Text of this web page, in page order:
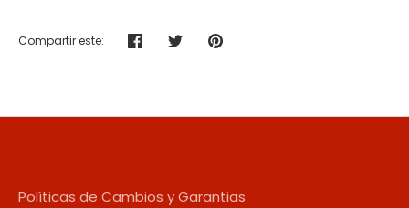
Compartir este: CompartirTuitearHacer
Políticas de Cambios y Garantias